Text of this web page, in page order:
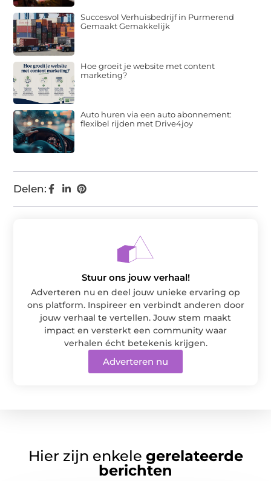
Delen:
Succesvol Verhuisbedrijf in Purmerend
Gemaakt Gemakkelijk
Hoe groeit je website met content
marketing?
Auto huren via een auto abonnement:
flexibel rijden met Drive4joy
Stuur ons jouw verhaal!
Adverteren nu en deel jouw unieke ervaring op
ons platform. Inspireer en verbindt anderen door
jouw verhaal te vertellen. Jouw stem maakt
impact en versterkt een community waar
verhalen écht betekenis krijgen.
Adverteren nu
Hier zijn enkele gerelateerde
berichten